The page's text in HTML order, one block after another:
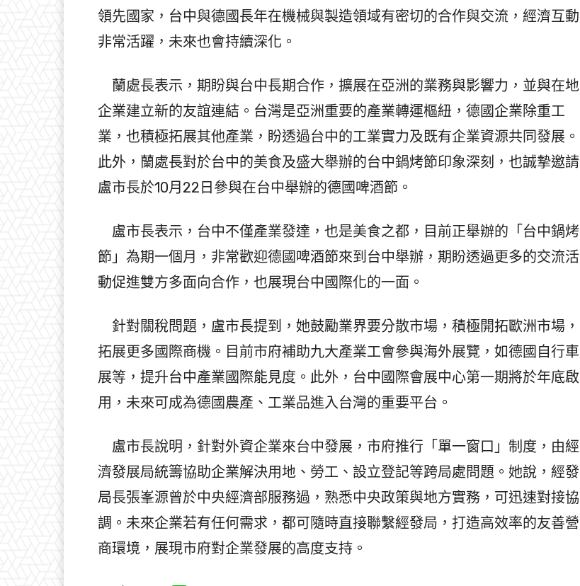
領先國家，台中與德國長年在機械與製造領域有密切的合作與交流，經濟互動
非常活躍，未來也會持續深化。
蘭處長表示，期盼與台中長期合作，擴展在亞洲的業務與影響力，並與在地
企業建立新的友誼連結。台灣是亞洲重要的產業轉運樞紐，德國企業除重工
業，也積極拓展其他產業，盼透過台中的工業實力及既有企業資源共同發展。
此外，蘭處長對於台中的美食及盛大舉辦的台中鍋烤節印象深刻，也誠摯邀請
盧市長於10月22日參與在台中舉辦的德國啤酒節。
盧市長表示，台中不僅產業發達，也是美食之都，目前正舉辦的「台中鍋烤
節」為期一個月，非常歡迎德國啤酒節來到台中舉辦，期盼透過更多的交流活
動促進雙方多面向合作，也展現台中國際化的一面。
針對關稅問題，盧市長提到，她鼓勵業界要分散市場，積極開拓歐洲市場，
拓展更多國際商機。目前市府補助九大產業工會參與海外展覽，如德國自行車
展等，提升台中產業國際能見度。此外，台中國際會展中心第一期將於年底啟
用，未來可成為德國農產、工業品進入台灣的重要平台。
盧市長說明，針對外資企業來台中發展，市府推行「單一窗口」制度，由經
濟發展局統籌協助企業解決用地、勞工、設立登記等跨局處問題。她說，經發
局長張峯源曾於中央經濟部服務過，熟悉中央政策與地方實務，可迅速對接協
調。未來企業若有任何需求，都可隨時直接聯繫經發局，打造高效率的友善營
商環境，展現市府對企業發展的高度支持。